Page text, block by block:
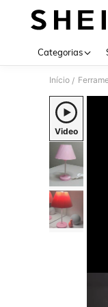
Categorias
Início /
Video